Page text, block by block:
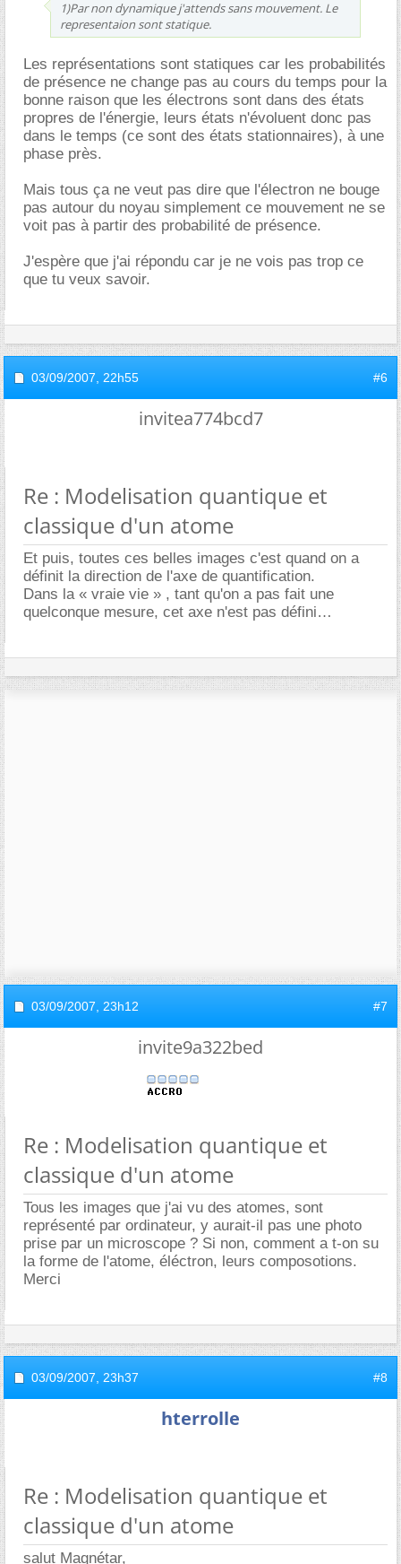
1)Par non dynamique j'attends sans mouvement. Le
representaion sont statique.
Les représentations sont statiques car les probabilités
de présence ne change pas au cours du temps pour la
bonne raison que les électrons sont dans des états
propres de l'énergie, leurs états n'évoluent donc pas
dans le temps (ce sont des états stationnaires), à une
phase près.
Mais tous ça ne veut pas dire que l'électron ne bouge
pas autour du noyau simplement ce mouvement ne se
voit pas à partir des probabilité de présence.
J'espère que j'ai répondu car je ne vois pas trop ce
que tu veux savoir.
03/09/2007, 22h55 #6
invitea774bcd7
Re : Modelisation quantique et
classique d'un atome
Et puis, toutes ces belles images c'est quand on a
définit la direction de l'axe de quantification.
Dans la « vraie vie » , tant qu'on a pas fait une
quelconque mesure, cet axe n'est pas défini
03/09/2007, 23h12 #7
invite9a322bed
Re : Modelisation quantique et
classique d'un atome
Tous les images que j'ai vu des atomes, sont
représenté par ordinateur, y aurait-il pas une photo
prise par un microscope ? Si non, comment a t-on su
la forme de l'atome, éléctron, leurs composotions.
Merci
03/09/2007, 23h37 #8
hterrolle
Re : Modelisation quantique et
classique d'un atome
salut Magnétar,